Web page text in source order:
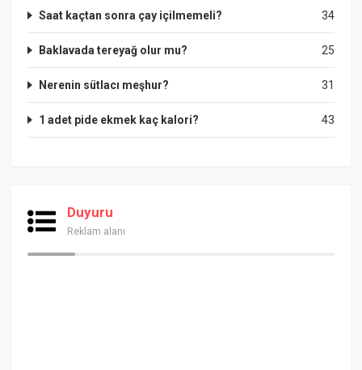
34
Saat kaçtan sonra çay içilmemeli?
25
Baklavada tereyağ olur mu?
31
Nerenin sütlacı meşhur?
43
1 adet pide ekmek kaç kalori?
Duyuru
Reklam alanı